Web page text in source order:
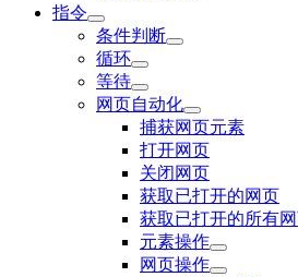
指令
条件判断
循环
等待
网页自动化
捕获网页元素
打开网页
关闭网页
获取已打开的网页
获取已打开的所有
元素操作
网页操作